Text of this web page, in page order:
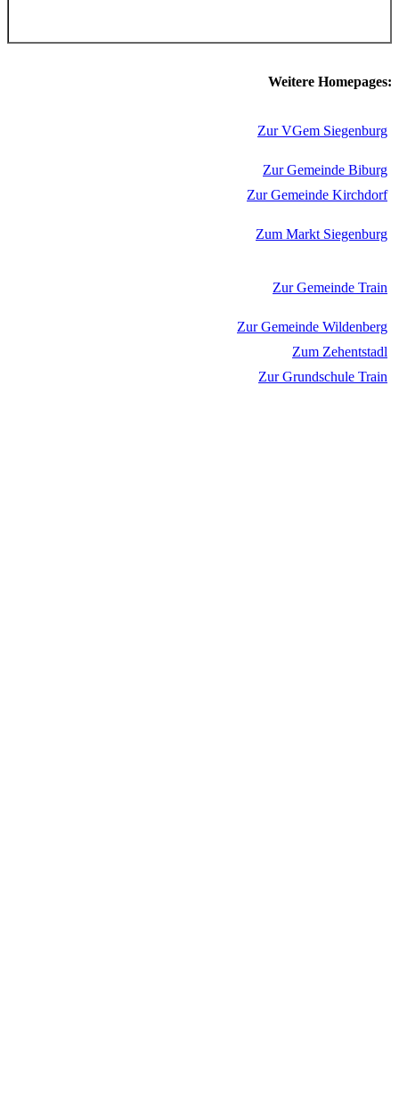
Weitere Homepages:
Zur VGem Siegenburg
Zur Gemeinde Biburg
Zur Gemeinde Kirchdorf
Zum Markt Siegenburg
Zur Gemeinde Train
Zur Gemeinde Wildenberg
Zum Zehentstadl
Zur Grundschule Train